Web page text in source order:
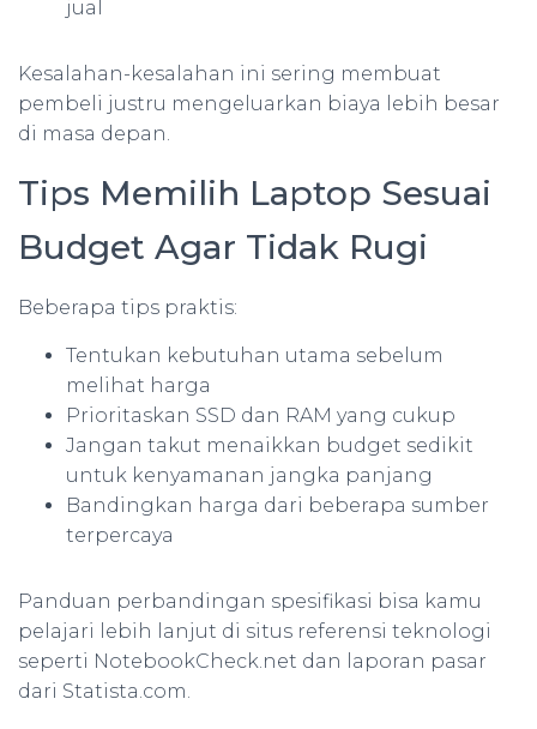
jual
Kesalahan-kesalahan ini sering membuat
pembeli justru mengeluarkan biaya lebih besar
di masa depan.
Tips Memilih Laptop Sesuai
Budget Agar Tidak Rugi
Beberapa tips praktis:
Tentukan kebutuhan utama sebelum
melihat harga
Prioritaskan SSD dan RAM yang cukup
Jangan takut menaikkan budget sedikit
untuk kenyamanan jangka panjang
Bandingkan harga dari beberapa sumber
terpercaya
Panduan perbandingan spesifikasi bisa kamu
pelajari lebih lanjut di situs referensi teknologi
seperti NotebookCheck.net dan laporan pasar
dari Statista.com.